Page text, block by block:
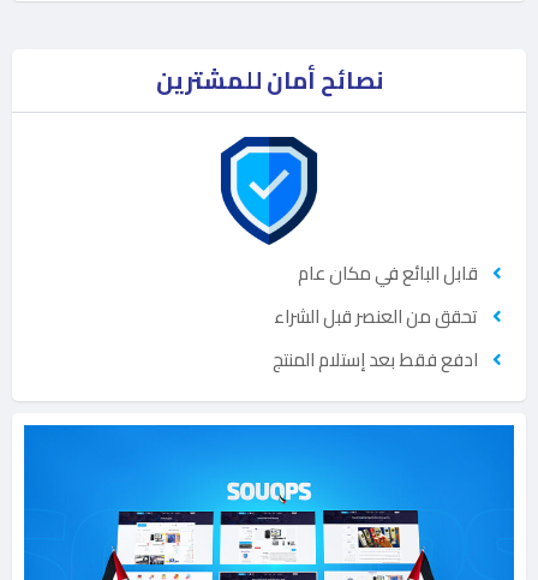
نصائح أمان للمشترين
قابل البائع في مكان عام
تحقق من العنصر قبل الشراء
ادفع فقط بعد إستلام المنتج